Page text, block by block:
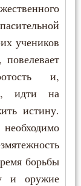
учеников
и,
идти на
истину.
борьбы
и оружие